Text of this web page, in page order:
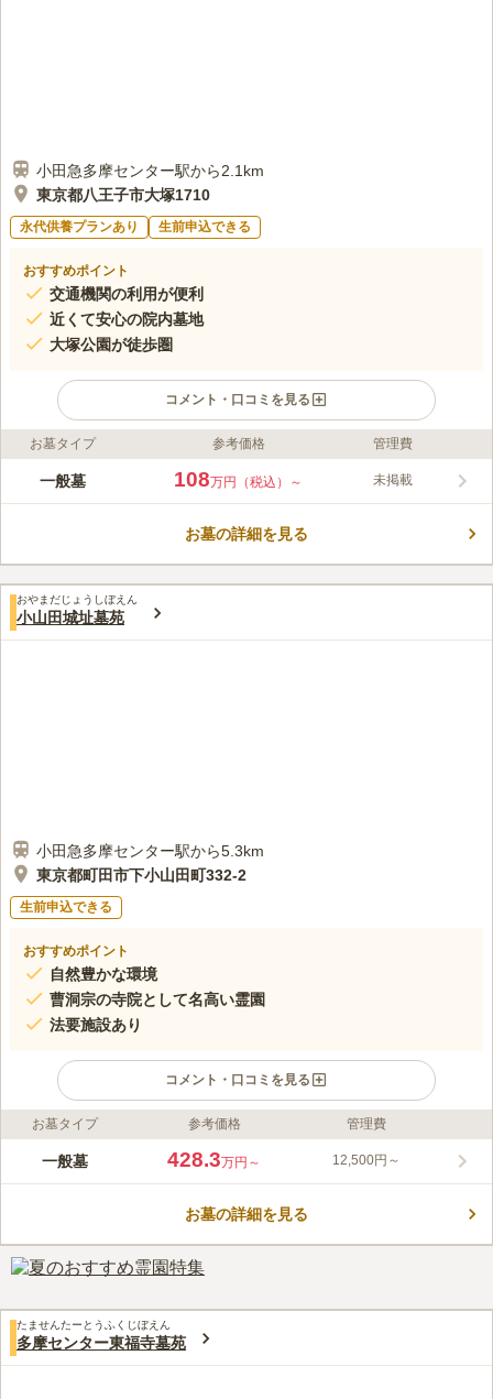
小田急多摩センター駅から2.1km
東京都八王子市大塚1710
永代供養プランあり 生前申込できる
おすすめポイント
交通機関の利用が便利
近くて安心の院内墓地
大塚公園が徒歩圏
コメント・口コミを見る
ライフドット編集部のコメント
墓地形態は一般的なお墓で、馴染みのあるスタイルのお墓をお探
にはうららかな陽射しがさしこみ、穏やかな気持ちで故人に会う
を、ゆっくりと家族で過ごすのにピッタリです。
口コミ評価
この霊園はまだ誰からも評価されていません。
お墓タイプ 参考価格 管理費
一般墓 108万円（税込）～ 未掲載
お墓の詳細を見る
おやまだじょうしぼえん
小山田城址墓苑
小田急多摩センター駅から5.3km
東京都町田市下小山田町332-2
生前申込できる
おすすめポイント
自然豊かな環境
曹洞宗の寺院として名高い霊園
法要施設あり
コメント・口コミを見る
ライフドット編集部のコメント
緑豊かな多摩丘陵に抱かれた、歴史と風格を感じさせる寺院墓地
の師であった大忍国仙禅師が住職を務めたこともあります。春に
られています。
口コミ評価
60代男性
霊園の近辺には何もありません。車で10～15分のところにコン
ビニがあります。その街道沿いにピザ屋、ラーメン屋さんがあります。霊
園近くの花屋さんは閉店してしまいましたので、お墓参り前には自宅近く
お墓タイプ 参考価格 管理費
一般墓 428.3万円～ 12,500円～
お墓の詳細を見る
たませんたーとうふくじぼえん
多摩センター東福寺墓苑